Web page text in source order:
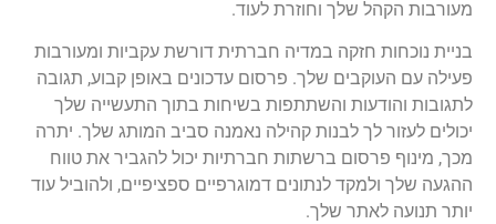
מעורבות הקהל שלך וחוזרת לעוד.
בניית נוכחות חזקה במדיה חברתית דורשת עקביות ומעורבות
פעילה עם העוקבים שלך. פרסום עדכונים באופן קבוע, תגובה
לתגובות והודעות והשתתפות בשיחות בתוך התעשייה שלך
יכולים לעזור לך לבנות קהילה נאמנה סביב המותג שלך. יתרה
מכך, מינוף פרסום ברשתות חברתיות יכול להגביר את טווח
ההגעה שלך ולמקד לנתונים דמוגרפיים ספציפיים, ולהוביל עוד
יותר תנועה לאתר שלך.